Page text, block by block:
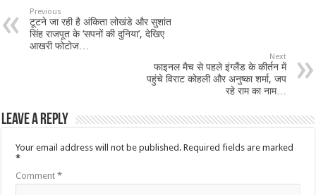
Previous
टूटने जा रही है अंकिता लोखंडे और सुशांत
सिंह राजपूत के ‘सपनों की दुनिया’, देखिए
आखरी फोटोज…
Next
फाइनल मैच से पहले इंग्लैंड के कीर्तन में
पहुंचे विराट कोहली और अनुष्का शर्मा, जप
रहे राम का नाम…
Leave a Reply
Your email address will not be published. Required fields are marked
*
Comment*